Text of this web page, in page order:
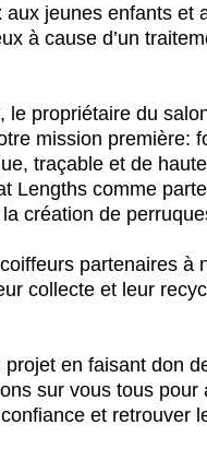
jeunes enfants et
à cause d’un
le propriétaire du
mission première:
traçable et de
Lengths comme
création de
partenaires à
collecte et leur
en faisant don
sur vous tous pour
et retrouver